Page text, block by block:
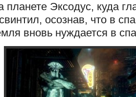
планете Эксодус, куда
осознав, что в
вновь нуждается в